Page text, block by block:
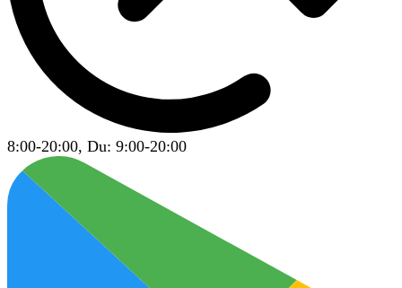
8:00-20:00, Du: 9:00-20:00